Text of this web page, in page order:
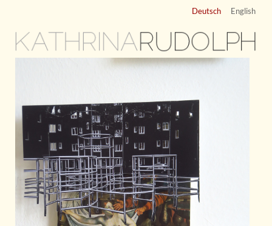
KATHRINARUDOLPH
Deutsch English